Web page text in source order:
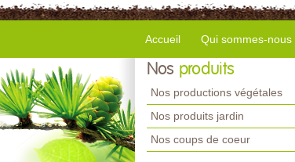
Accueil Qui sommes-nous
Nos produits
Nos productions végétales
Nos produits jardin
Nos coups de coeur